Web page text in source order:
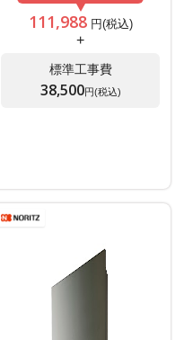
111,988円(税込)
+
標準工事費
38,500円(税込)